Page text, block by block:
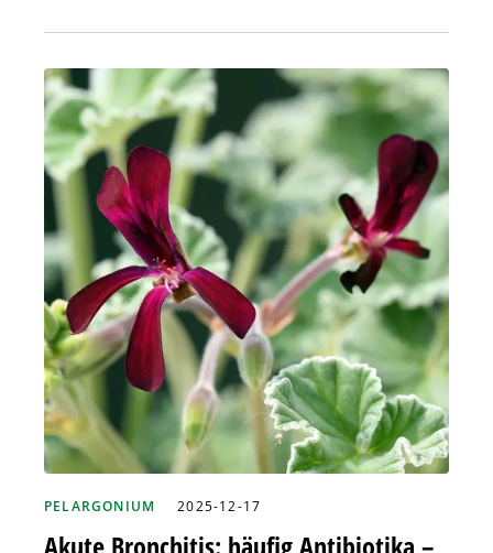
PELARGONIUM 2025-12-17